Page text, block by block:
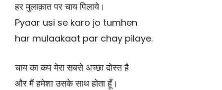
हर मुलाक़ात पर चाय पिलाये।
Pyaar usi se karo jo tumhen
har mulaakaat par chay pilaye.
चाय का कप मेरा सबसे अच्छा दोस्त है
और मैं हमेशा उसके साथ होता हूँ।